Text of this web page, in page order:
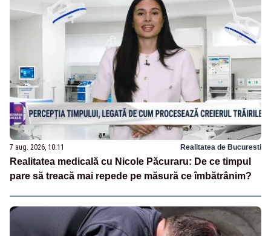
7 aug. 2026, 10:11 Realitatea de Bucuresti
Realitatea medicală cu Nicole Păcuraru: De ce timpul
pare să treacă mai repede pe măsură ce îmbătrânim?